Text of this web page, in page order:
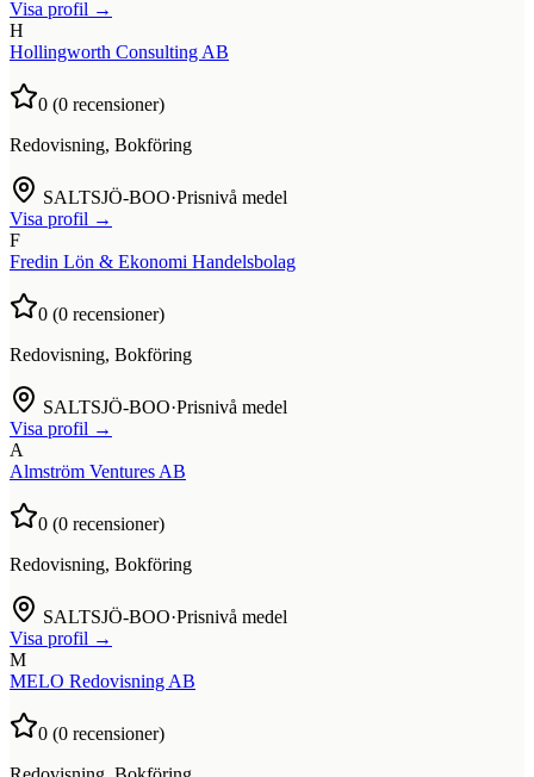
Visa profil →
H
Hollingworth Consulting AB
0 (0 recensioner)
Redovisning, Bokföring
SALTSJÖ-BOO·Prisnivå medel
Visa profil →
F
Fredin Lön & Ekonomi Handelsbolag
0 (0 recensioner)
Redovisning, Bokföring
SALTSJÖ-BOO·Prisnivå medel
Visa profil →
A
Almström Ventures AB
0 (0 recensioner)
Redovisning, Bokföring
SALTSJÖ-BOO·Prisnivå medel
Visa profil →
M
MELO Redovisning AB
0 (0 recensioner)